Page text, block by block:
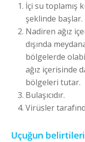
İçi su toplamış
şeklinde başlar.
Nadiren ağız
dışında
bölgelerde
ağız içerisinde
bölgeleri tutar.
Bulaşıcıdır.
Virüsler
Uçuğun